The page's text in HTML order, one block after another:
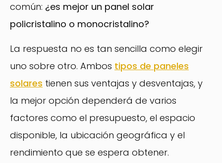
común: ¿es mejor un panel solar
policristalino o monocristalino?
La respuesta no es tan sencilla como elegir
uno sobre otro. Ambos tipos de paneles
solares tienen sus ventajas y desventajas, y
la mejor opción dependerá de varios
factores como el presupuesto, el espacio
disponible, la ubicación geográfica y el
rendimiento que se espera obtener.